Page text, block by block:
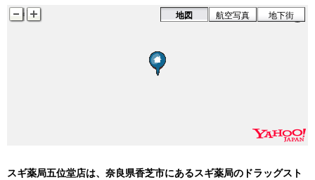
地図 航空写真 地下街
スギ薬局五位堂店は、奈良県香芝市にあるスギ薬局のドラッグスト